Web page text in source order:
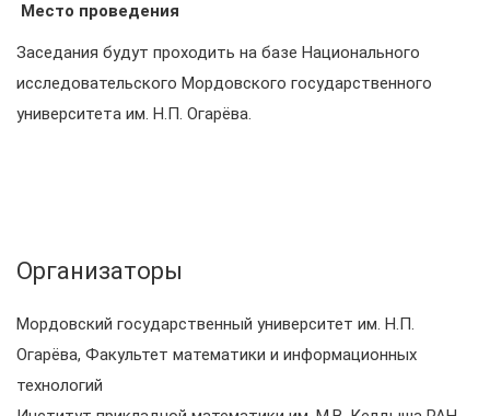
Место проведения
Заседания будут проходить на базе Национального
исследовательского Мордовского государственного
университета им. Н.П. Огарёва.
Организаторы
Мордовский государственный университет им. Н.П.
Огарёва, Факультет математики и информационных
технологий